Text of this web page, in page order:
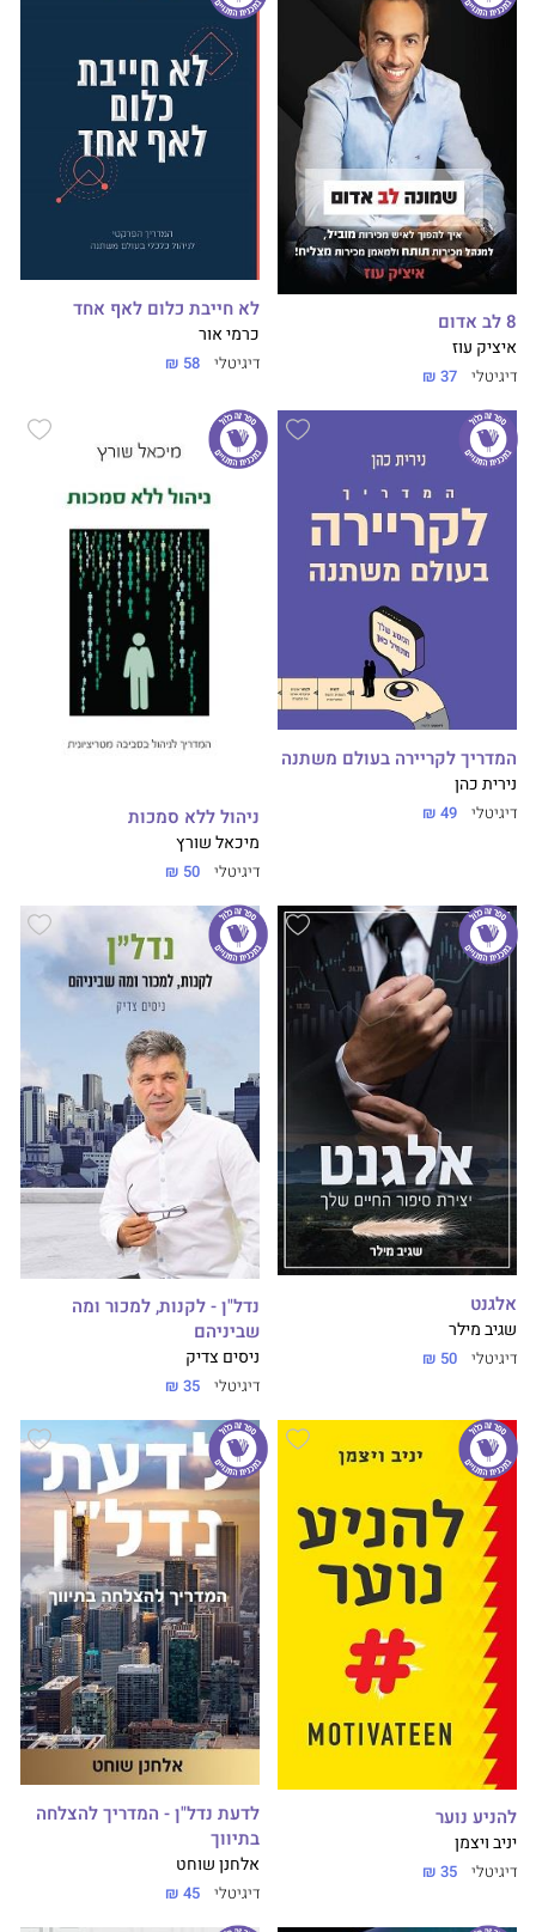
8 לב אדום
איציק עוז
דיגיטלי 37 ₪
לא חייבת כלום לאף אחד
כרמי אור
דיגיטלי 58 ₪
המדריך לקריירה בעולם משתנה
נירית כהן
דיגיטלי 49 ₪ ניהול ללא סמכות
מיכאל שורץ
דיגיטלי 50 ₪
אלגנט
שגיב מילר
דיגיטלי 50 ₪
נדל"ן - לקנות, למכור ומה
שביניהם
ניסים צדיק
דיגיטלי 35 ₪
להניע נוער
יניב ויצמן
דיגיטלי 35 ₪
לדעת נדל"ן - המדריך להצלחה
בתיווך
אלחנן שוחט
דיגיטלי 45 ₪